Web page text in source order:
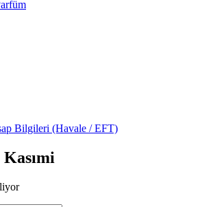
Bilgileri (Havale / EFT)